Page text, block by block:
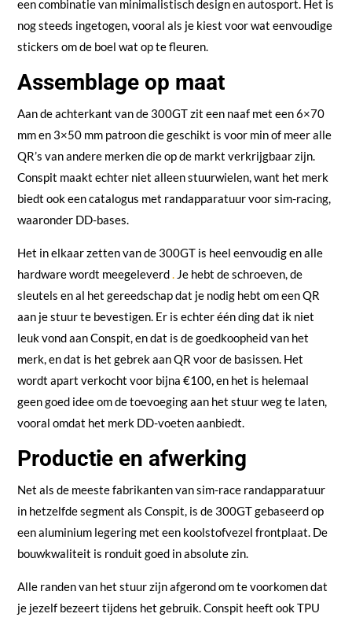
een combinatie van minimalistisch design en autosport. Het is
nog steeds ingetogen, vooral als je kiest voor wat eenvoudige
stickers om de boel wat op te fleuren.
Assemblage op maat
Aan de achterkant van de 300GT zit een naaf met een 6×70
mm en 3×50 mm patroon die geschikt is voor min of meer alle
QR’s van andere merken die op de markt verkrijgbaar zijn.
Conspit maakt echter niet alleen stuurwielen, want het merk
biedt ook een catalogus met randapparatuur voor sim-racing,
waaronder DD-bases.
Het in elkaar zetten van de 300GT is heel eenvoudig en alle
hardware wordt meegeleverd.Je hebt de schroeven, de
sleutels en al het gereedschap dat je nodig hebt om een QR
aan je stuur te bevestigen. Er is echter één ding dat ik niet
leuk vond aan Conspit, en dat is de goedkoopheid van het
merk, en dat is het gebrek aan QR voor de basissen. Het
wordt apart verkocht voor bijna €100, en het is helemaal
geen goed idee om de toevoeging aan het stuur weg te laten,
vooral omdat het merk DD-voeten aanbiedt.
Productie en afwerking
Net als de meeste fabrikanten van sim-race randapparatuur
in hetzelfde segment als Conspit, is de 300GT gebaseerd op
een aluminium legering met een koolstofvezel frontplaat. De
bouwkwaliteit is ronduit goed in absolute zin.
Alle randen van het stuur zijn afgerond om te voorkomen dat
je jezelf bezeert tijdens het gebruik. Conspit heeft ook TPU